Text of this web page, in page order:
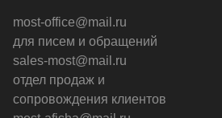
most-office@mail.ru
для писем и обращений
sales-most@mail.ru
отдел продаж и
сопровождения клиентов